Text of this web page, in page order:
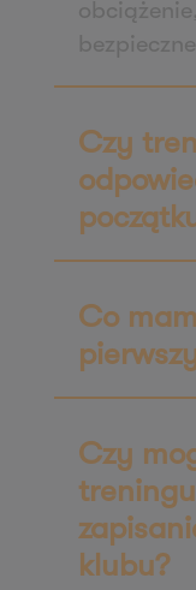
36 MINUT
ul.
62-300
36 MINUT
ul.
85-861
36 MINUT
ul.
36 MINUT
ul.
65-119
Czy
Co
Czy
klubu?